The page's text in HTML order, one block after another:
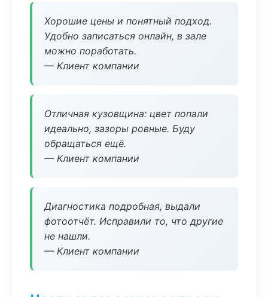
Хорошие цены и понятный подход.
Удобно записаться онлайн, в зале
можно поработать.
— Клиент компании
Отличная кузовщина: цвет попали
идеально, зазоры ровные. Буду
обращаться ещё.
— Клиент компании
Диагностика подробная, выдали
фотоотчёт. Исправили то, что другие
не нашли.
— Клиент компании